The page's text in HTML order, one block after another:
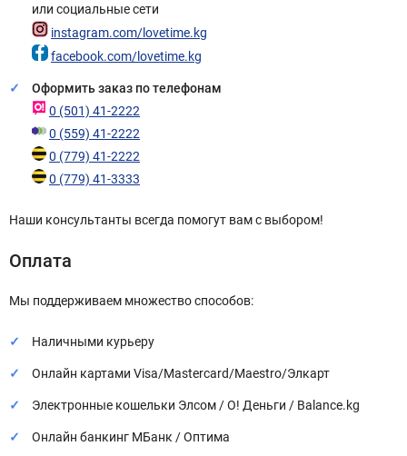
или социальные сети
instagram.com/lovetime.kg
facebook.com/lovetime.kg
Оформить заказ по телефонам
0 (501) 41-2222
0 (559) 41-2222
0 (779) 41-2222
0 (779) 41-3333
Наши консультанты всегда помогут вам с выбором!
Оплата
Мы поддерживаем множество способов:
Наличными курьеру
Онлайн картами Visa/Mastercard/Maestro/Элкарт
Электронные кошельки Элсом / О! Деньги / Balance.kg
Онлайн банкинг МБанк / Оптима